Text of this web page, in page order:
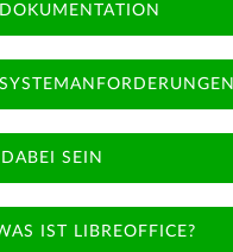
DOKUMENTATION
SYSTEMANFORDERUNGEN
DABEI SEIN
IST LIBREOFFICE?